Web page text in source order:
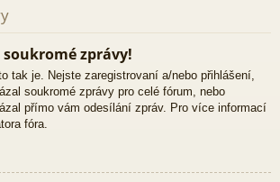
zprávy!
tak je. Nejste zaregistrovaní a/nebo přihlášení,
soukromé zprávy pro celé fórum, nebo
přímo vám odesílání zpráv. Pro více informací
fóra.